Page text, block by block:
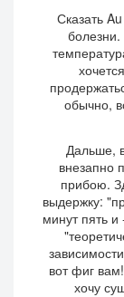
Сказать
обычно,
Дальше,
внезапно
прибою.
выдержку:
минут пять
вот фиг
хочу